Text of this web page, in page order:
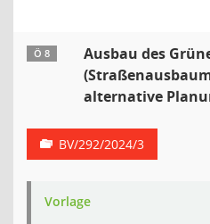
Ö 8
Ausbau des
alternative
BV/292/2024/3
Vorlage